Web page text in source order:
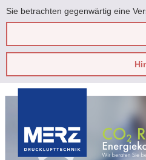
Sie betrachten gegenwärtig eine